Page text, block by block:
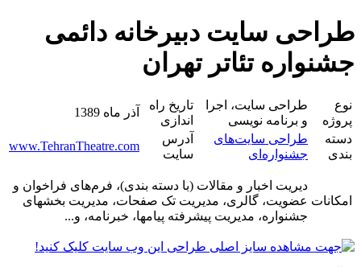
طراحی سایت دبیرخانه دائمی
جشنواره تئاتر تهران
نوع
پروژه
طراحی سایت، اجرا
و برنامه نویسی
تاریخ راه
اندازی
آذر ماه 1389
دسته
بندی
طراحی سایت‌های
جشنواره‌ای
آدرس
سایت
www.TehranTheatre.com
امکانات
دیریت اخبار و مقالات (با دسته بندی)، فرم‌های فراخوان و
عضویت، گالری، مدیریت تک صفحات، مدیریت بخشهای
جشنواره، مدیریت پیشرفته پیامها، خبرنامه، و...